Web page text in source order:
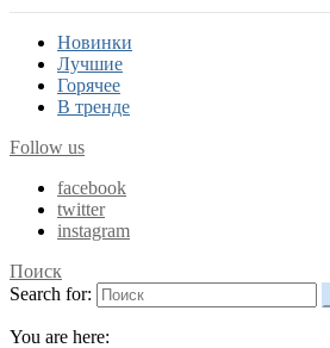
Новинки
Лучшие
Горячее
В тренде
Follow us
facebook
twitter
instagram
Поиск
Search for:
You are here: